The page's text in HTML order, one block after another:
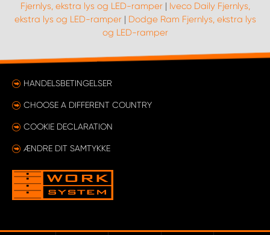
Fjernlys, ekstra lys og LED-ramper| Iveco Daily Fjernlys,
ekstra lys og LED-ramper| Dodge Ram Fjernlys, ekstra lys
og LED-ramper
HANDELSBETINGELSER
CHOOSE A DIFFERENT COUNTRY
COOKIE DECLARATION
ÆNDRE DIT SAMTYKKE